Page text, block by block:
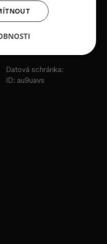
T:+420 236 080 454
M:+420 733 722 512
e-mail:
Datová schránka:
ID: au9uavs